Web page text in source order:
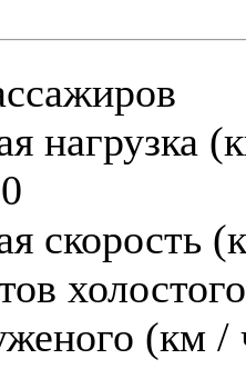
нагрузка
скорость
(км